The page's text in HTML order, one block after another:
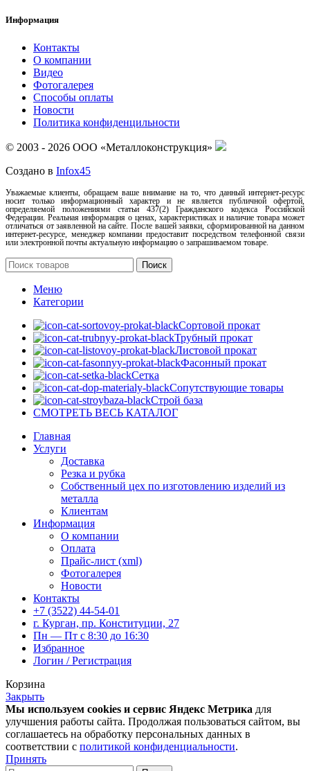
Информация
Контакты
О компании
Видео
Фотогалерея
Способы оплаты
Новости
Политика конфиденцильности
© 2003 - 2026 ООО «Металлоконструкция»
Создано в Infox45
Уважаемые клиенты, обращаем ваше внимание на то, что данный интернет-ресурс
носит только информационный характер и не является публичной офертой,
определяемой положениями статьи 437(2) Гражданского кодекса Российской
Федерации. Реальная информация о ценах, характеристиках и наличие товара может
отличаться от заявленной на сайте. После вашей заявки, сформированной на данном
интернет-ресурсе, менеджер компании предоставит посредством телефонной связи
или электронной почты актуальную информацию о запрашиваемом товаре.
Поиск
Меню
Категории
Сортовой прокат
Трубный прокат
Листовой прокат
Фасонный прокат
Сетка
Сопутствующие товары
Строй база
СМОТРЕТЬ ВЕСЬ КАТАЛОГ
Главная
Услуги
Доставка
Резка и рубка
Собственный цех по изготовлению изделий из
металла
Клиентам
Информация
О компании
Оплата
Прайс-лист (xml)
Фотогалерея
Новости
Контакты
+7 (3522) 44-54-01
г. Курган, пр. Конституции, 27
Пн — Пт с 8:30 до 16:30
Избранное
Логин / Регистрация
Корзина
Закрыть
Мы используем cookies и сервис Яндекс Метрика для
улучшения работы сайта. Продолжая пользоваться сайтом, вы
соглашаетесь на обработку персональных данных в
соответствии с политикой конфиденциальности.
Принять